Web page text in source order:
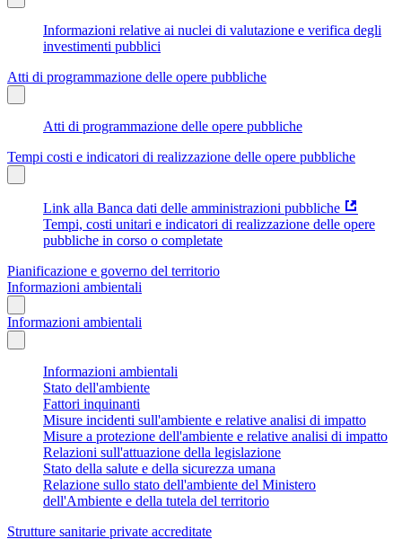
Informazioni relative ai nuclei di valutazione e verifica degli
investimenti pubblici
Atti di programmazione delle opere pubbliche
Atti di programmazione delle opere pubbliche
Tempi costi e indicatori di realizzazione delle opere pubbliche
Link alla Banca dati delle amministrazioni pubbliche
Tempi, costi unitari e indicatori di realizzazione delle opere
pubbliche in corso o completate
Pianificazione e governo del territorio
Informazioni ambientali
Informazioni ambientali
Informazioni ambientali
Stato dell'ambiente
Fattori inquinanti
Misure incidenti sull'ambiente e relative analisi di impatto
Misure a protezione dell'ambiente e relative analisi di impatto
Relazioni sull'attuazione della legislazione
Stato della salute e della sicurezza umana
Relazione sullo stato dell'ambiente del Ministero
dell'Ambiente e della tutela del territorio
Strutture sanitarie private accreditate